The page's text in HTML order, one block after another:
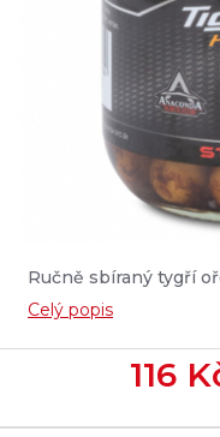
Ručně sbíraný tygří
škrob. Jedná se o
velké kapry, velké
revírů, kde se
hlaváčů. Příchuť:
Celý popis
116